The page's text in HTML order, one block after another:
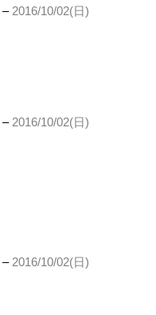
–2016/10/02(日)
–2016/10/02(日)
–2016/10/02(日)